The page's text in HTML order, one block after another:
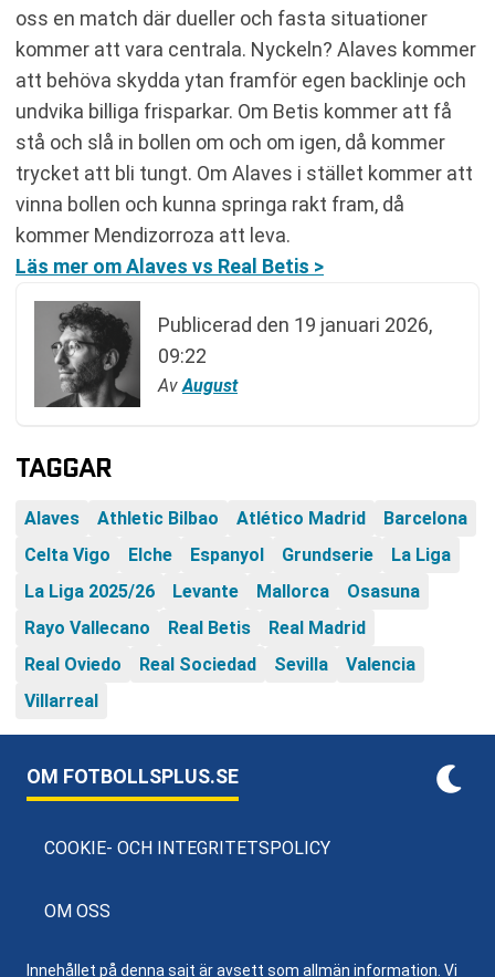
oss en match där dueller och fasta situationer
kommer att vara centrala. Nyckeln? Alaves kommer
att behöva skydda ytan framför egen backlinje och
undvika billiga frisparkar. Om Betis kommer att få
stå och slå in bollen om och om igen, då kommer
trycket att bli tungt. Om Alaves i stället kommer att
vinna bollen och kunna springa rakt fram, då
kommer Mendizorroza att leva.
Läs mer om Alaves vs Real Betis >
Publicerad den 19 januari 2026,
09:22
Av August
TAGGAR
Alaves Athletic Bilbao Atlético Madrid
Barcelona
Celta Vigo
Elche Espanyol Grundserie
La Liga
La Liga 2025/26
Levante Mallorca
Osasuna
Rayo Vallecano
Real Betis
Real Madrid
Real Oviedo
Real Sociedad Sevilla
Valencia
Villarreal
OM FOTBOLLSPLUS.SE
COOKIE- OCH INTEGRITETSPOLICY
OM OSS
Innehållet på denna sajt är avsett som allmän information. Vi